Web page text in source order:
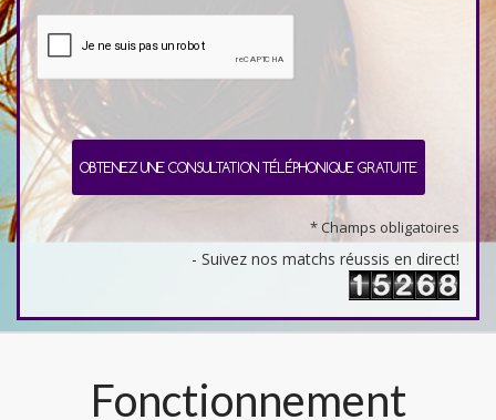
* Champs obligatoires
- Suivez nos matchs réussis en direct!
Fonctionnement